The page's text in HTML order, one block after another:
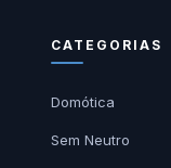
CATEGORIAS
Domótica
Sem Neutro